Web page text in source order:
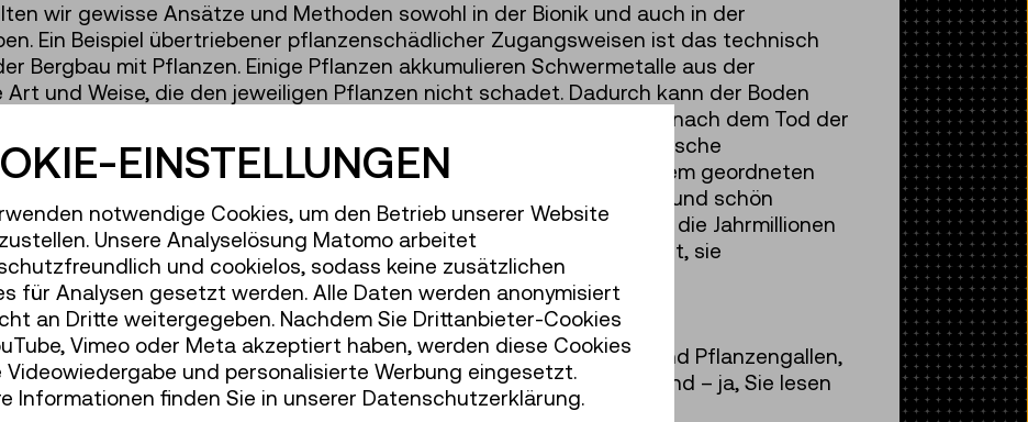
wir gewisse Ansätze und Methoden sowohl in der Bionik und auch in der
Ein Beispiel übertriebener pflanzenschädlicher Zugangsweisen ist das technisch
Bergbau mit Pflanzen. Einige Pflanzen akkumulieren Schwermetalle aus der
und Weise, die den jeweiligen Pflanzen nicht schadet. Dadurch kann der Boden
angesammelt (z. B. Cadmium in Sonnenblumenblütenblättern), die nach dem Tod der
aus ihrer Asche gewonnen werden können. Biotechnologische
geführt, dass die Pflanzen so viele Metalle aufnehmen, dass es ihrem geordneten
ist meiner Meinung nach nicht notwendig. Sanft und langsam, gut und schön
der Natur. Und dadurch, mit Zeit und Muße, entwickelten sich über die Jahrmillionen
über Artengrenzen hinweg, und wir Menschen beginnen gerade erst, sie
Die Natur ist die größte Lehrerin!
funktionelle Inspirationen aus der belebten Natur für die Technik sind Pflanzengallen,
Regenwald, schillernde Schmetterlinge mit farblosen Farben und – ja, Sie lesen
EINSTELLUNGEN
notwendige Cookies, um den Betrieb unserer Website
Unsere Analyselösung Matomo arbeitet
und cookielos, sodass keine zusätzlichen
für Analysen gesetzt werden. Alle Daten werden anonymisiert
an Dritte weitergegeben. Nachdem Sie Drittanbieter-Cookies
Vimeo oder Meta akzeptiert haben, werden diese Cookies
Videowiedergabe und personalisierte Werbung eingesetzt.
Informationen finden Sie in unserer Datenschutzerklärung.